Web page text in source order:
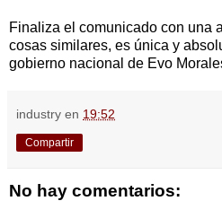
Finaliza el comunicado con una
cosas similares, es única y
gobierno nacional de Evo
industry en 19:52
Compartir
No hay comentarios: